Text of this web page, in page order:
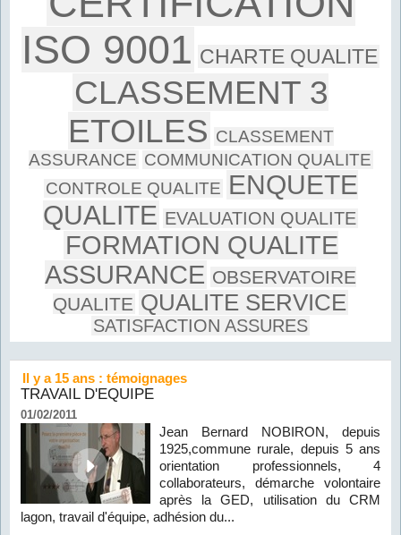
ISO 9001 CHARTE QUALITE
CLASSEMENT 3
ETOILES CLASSEMENT
ASSURANCE COMMUNICATION QUALITE
CONTROLE QUALITE ENQUETE
QUALITE EVALUATION QUALITE
FORMATION QUALITE
ASSURANCE OBSERVATOIRE
QUALITE QUALITE SERVICE
SATISFACTION ASSURES
Il y a 15 ans : témoignages
TRAVAIL D'EQUIPE
01/02/2011
Jean Bernard NOBIRON, depuis
1925,commune rurale, depuis 5 ans
orientation professionnels, 4
collaborateurs, démarche volontaire
après la GED, utilisation du CRM
lagon, travail d'équipe, adhésion du...